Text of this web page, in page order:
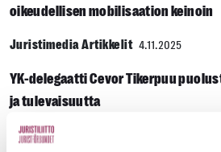
oikeudellisen mobilisaation keinoin
Juristimedia Artikkelit 4.11.2025
YK-delegaatti Cevor Tikerpuu
ja tulevaisuutta
Juristimedia Artikkelit